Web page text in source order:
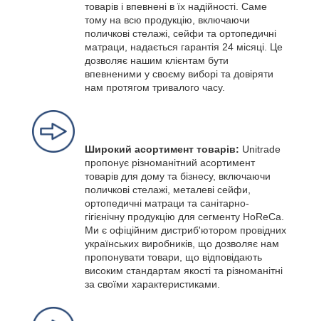
товарів і впевнені в їх надійності. Саме
тому на всю продукцію, включаючи
поличкові стелажі, сейфи та ортопедичні
матраци, надається гарантія 24 місяці. Це
дозволяє нашим клієнтам бути
впевненими у своєму виборі та довіряти
нам протягом тривалого часу.
Широкий асортимент товарів: Unitrade
пропонує різноманітний асортимент
товарів для дому та бізнесу, включаючи
поличкові стелажі, металеві сейфи,
ортопедичні матраци та санітарно-
гігієнічну продукцію для сегменту HoReCa.
Ми є офіційним дистриб'ютором провідних
українських виробників, що дозволяє нам
пропонувати товари, що відповідають
високим стандартам якості та різноманітні
за своїми характеристиками.